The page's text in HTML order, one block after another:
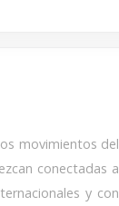
movimientos del
conectadas a
y con